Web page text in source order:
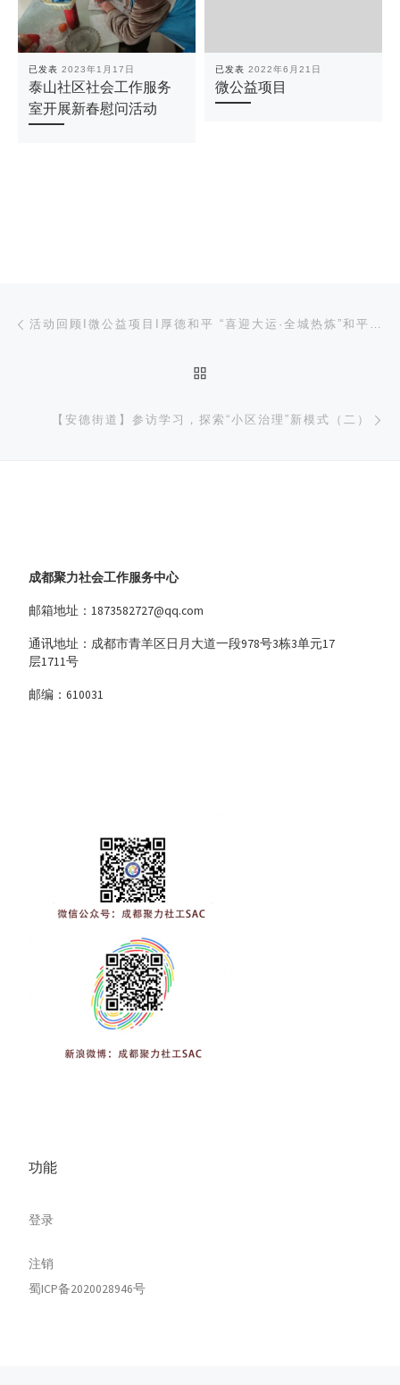
已发表 2023年1月17日
泰山社区社会工作服务
室开展新春慰问活动
已发表 2022年6月21日
微公益项目
文章导航 活动回顾I微公益项目I厚德和平 “喜迎大运·全城热炼”和平社区运动节
【安德街道】参访学习，探索“小区治理”新模式（二）
成都聚力社会工作服务中心
邮箱地址：1873582727@qq.com
通讯地址：成都市青羊区日月大道一段978号3栋3单元17
层1711号
邮编：610031
功能
登录
注销
蜀ICP备2020028946号